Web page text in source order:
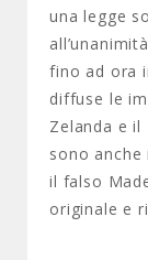
una legge
fino ad ora
diffuse le
Zelanda e il
sono anche
il falso
originale e